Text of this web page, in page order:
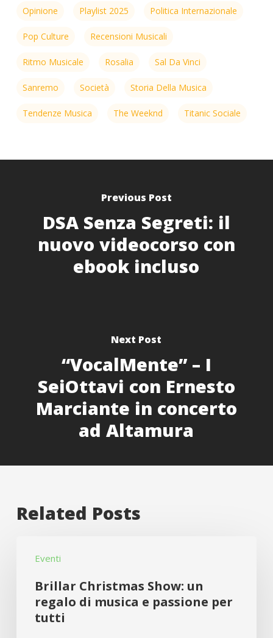
Opinione Playlist 2025 Politica Internazionale
Pop Culture Recensioni Musicali
Ritmo Musicale Rosalia Sal Da Vinci
Sanremo Società Storia Della Musica
Tendenze Musica The Weeknd Titanic Sociale
Previous Post
DSA Senza Segreti: il
nuovo videocorso con
ebook incluso
Next Post
“VocalMente” – I
SeiOttavi con Ernesto
Marciante in concerto
ad Altamura
Related Posts
Eventi
Christmas
Show:
regalo
Brillar Christmas Show: un
regalo di musica e passione per
tutti